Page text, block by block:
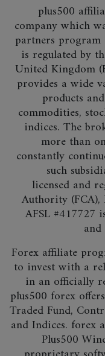
plus500
company which
partners
is regulated by
United Kingdom
provides a wide
products
commodities,
indices. The
more than
constantly
such
licensed and
Authority (FCA),
AFSL #417727
Forex affiliate
to invest with a
in an officially
plus500 forex
Traded Fund,
and Indices. forex
Plus500